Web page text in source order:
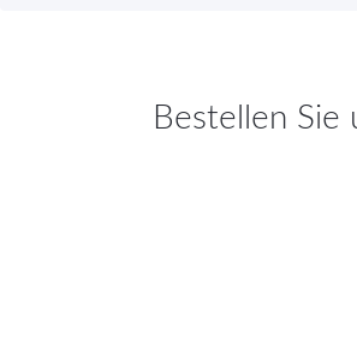
Bestellen Sie